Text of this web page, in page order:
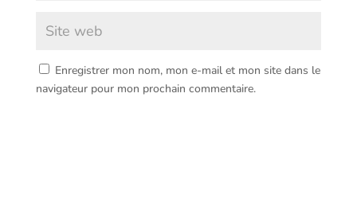
Enregistrer mon nom, mon e-mail et mon site dans le
navigateur pour mon prochain commentaire.